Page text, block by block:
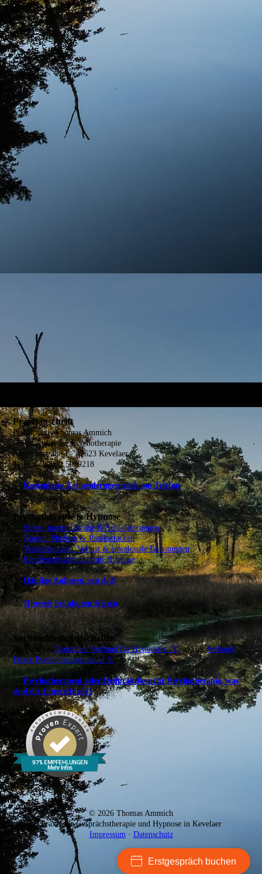
Praxisanschrift
Privatpraxis Thomas Ammich
Heilpraktiker für Psychotherapie
Antoniusstraße 1 · 47623 Kevelaer
Telefon: 02832 5039218
→Kostenloses Kennenlerngespräch am Telefon
Psychotherapie & Hypnose
→ Stress, innere Unruhe & Schlafstörungen
→ Ängste, Phobien & Panikattacken
→Veränderungen, Verlust & emotionale Belastungen
→Raucherentwöhnung mit Hypnose
→Häufige Anliegen von A-Z
⚠️Hinweis bei akuten Krisen
Verbandsmitgliedschaften
Mitglied imDeutschen Verband für Hypnose e. V.und imVerband
Freier Psychotherapeuten e. V.
→Psychotherapeut oder Heilpraktiker für Psychotherapie, was
sind die Unterschiede?
© 2026 Thomas Ammich
Praxis für Gesprächstherapie und Hypnose in Kevelaer
Impressum · Datenschutz
Erstgespräch buchen